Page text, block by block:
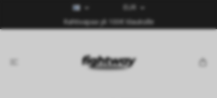
EUR
Rahtivapaa yli 100€ tilauksille